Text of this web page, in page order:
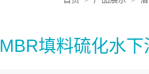
MBR填料硫化水